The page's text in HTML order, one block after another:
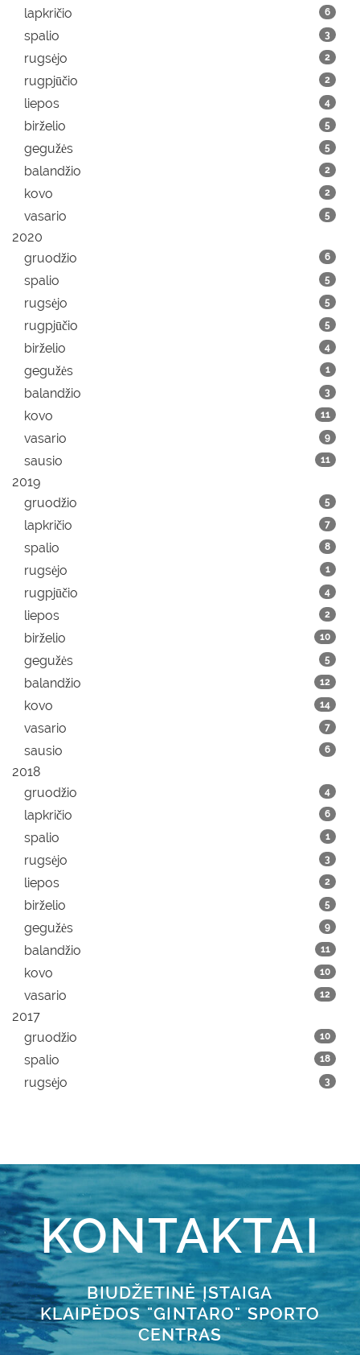
lapkričio 6
spalio 3
rugsėjo 2
rugpjūčio 2
liepos 4
birželio 5
gegužės 5
balandžio 2
kovo 2
vasario 5
2020
gruodžio
6
spalio 5
rugsėjo 5
rugpjūčio 5
birželio 4
gegužės 1
balandžio 3
kovo 11
vasario 9
sausio 11
2019
gruodžio
5
lapkričio 7
spalio 8
rugsėjo 1
rugpjūčio 4
liepos 2
birželio 10
gegužės 5
balandžio 12
kovo 14
vasario 7
sausio 6
2018
gruodžio
4
lapkričio 6
spalio 1
rugsėjo 3
liepos 2
birželio 5
gegužės 9
balandžio 11
kovo 10
vasario 12
2017
gruodžio
10
spalio 18
rugsėjo 3
KONTAKTAI
BIUDŽETINĖ ĮSTAIGA
KLAIPĖDOS "GINTARO" SPORTO
CENTRAS